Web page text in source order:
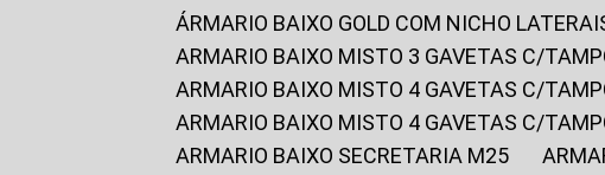
ÁRMARIO BAIXO GOLD COM NICHO
ARMARIO BAIXO MISTO 3 GAVETAS C/
ARMARIO BAIXO MISTO 4 GAVETAS C/
ARMARIO BAIXO MISTO 4 GAVETAS C/
ARMARIO BAIXO SECRETARIA M25